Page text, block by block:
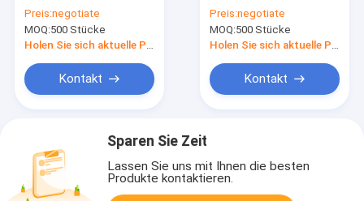
Diffusor
Preis:negotiate
MOQ:500 Stücke
Holen Sie sich aktuelle Preis
Kontakt
Aroma-0.5L für
Konferenzzimmer
Preis:negotiate
MOQ:500 Stücke
Holen Sie sich aktuelle Preis
Kontakt
Sparen Sie Zeit
Lassen Sie uns mit Ihnen die besten
Produkte kontaktieren.